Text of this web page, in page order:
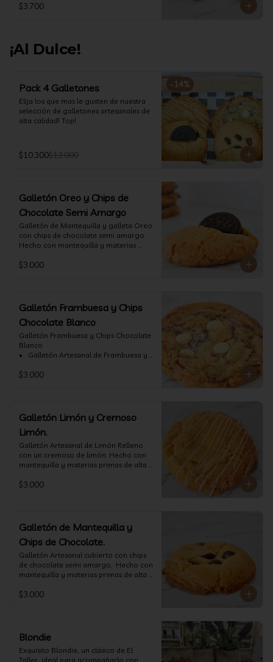
de leche.
$3.700
¡Al Dulce!
-14%
Pack 4 Galletones
Elija los que mas le gusten de nuestra
selección de galletones artesanales de
alta calidad! Top!
$10.300$12.000
Galletón Oreo y Chips de
Chocolate Semi Amargo
⁠Galletón de Mantequilla y galleta Oreo
con chips de chocolate semi amargo.
Hecho con mantequilla y materias
$3.000
Galletón Frambuesa y Chips
Chocolate Blanco
Galletón Frambuesa y Chips Chocolate
Blanco
•⁠  ⁠ Galletón Artesanal de Frambuesa y
con mantequilla y materias primas de
$3.000
Galletón Limón y Cremoso
Limón.
⁠Galletón Artesanal de Limón Relleno
con un cremoso de limón. Hecho con
mantequilla y materias primas de alta
$3.000
Galletón de Mantequilla y
Chips de Chocolate.
⁠Galletón Artesanal cubierto con chips
de chocolate semi amargo.  Hecho con
mantequilla y materias primas de alta
$3.000
Blondie
Exquisito Blondie, un clásico de El
Taller, ideal para acompañarlo con